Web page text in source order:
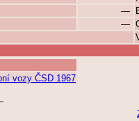
—
—
vozy ČSD 1967